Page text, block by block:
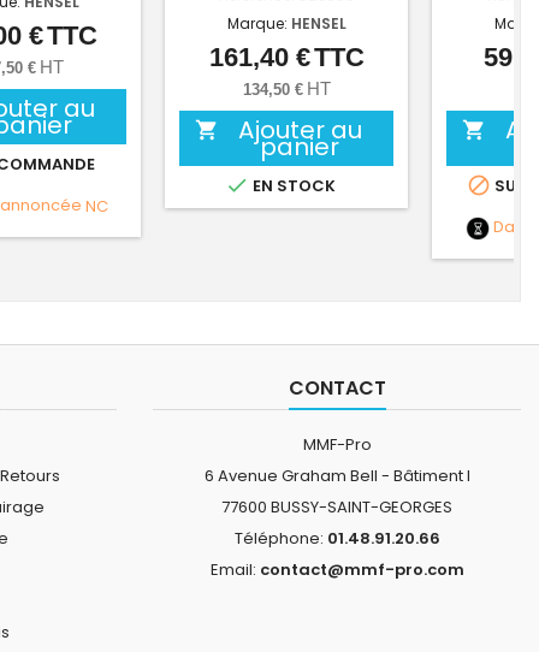
Prix
€TTC
€ HT
au
NC
Marque: HENSEL
Prix
161,40 €TTC
134,50 € HT
 Ajouter au
panier
 EN STOCK

 SUR
Date
CONTACT
MMF-Pro
6 Avenue Graham Bell - Bâtiment I
77600 BUSSY-SAINT-GEORGES
Téléphone: 01.48.91.20.66
Email: contact@mmf-pro.com